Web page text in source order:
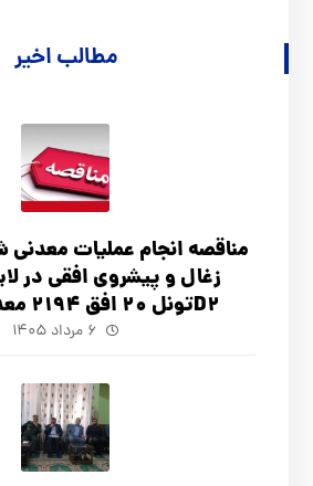
مطالب اخیر
مناقصه انجام عملیات
D2تونل 20 افق 2194 معدن همکار .
۶ مرداد ۱۴۰۵